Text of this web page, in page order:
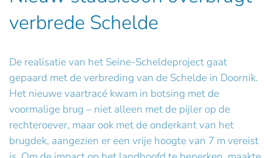
verbrede Schelde
De realisatie van het Seine-Scheldeproject gaat
gepaard met de verbreding van de Schelde in Doornik.
Het nieuwe vaartracé kwam in botsing met de
voormalige brug – niet alleen met de pijler op de
rechteroever, maar ook met de onderkant van het
brugdek, aangezien er een vrije hoogte van 7 m vereist